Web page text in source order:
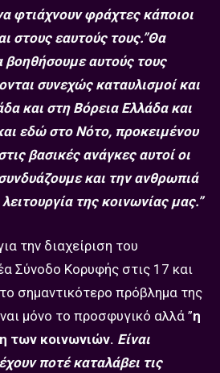
φτιάχνουν φράχτες κάποιοι
στους εαυτούς τους.”Θα
βοηθήσουμε αυτούς τους
συνεχώς καταυλισμοί και
και στη Βόρεια Ελλάδα και
εδώ στο Νότο, προκειμένου
βασικές ανάγκες αυτοί οι
και την ανθρωπιά
της κοινωνίας μας.”
την διαχείριση του
Σύνοδο Κορυφής στις 17 και
σημαντικότερο πρόβλημα της
μόνο το προσφυγικό αλλά ”η
των κοινωνιών. Είναι
ποτέ καταλάβει τις